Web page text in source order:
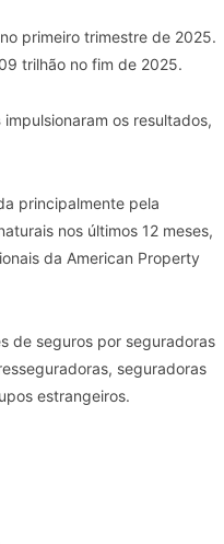
primeiro trimestre de 2025.
trilhão no fim de 2025.
impulsionaram os resultados,
principalmente pela
nos últimos 12 meses,
da American Property
de seguros por seguradoras
seguradoras
estrangeiros.